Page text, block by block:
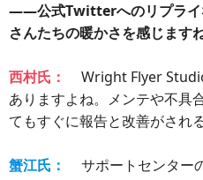
――公式Twitterへのリプライ
さんたちの暖かさを感じますね
西村氏：
Wright Flyer
ありますよね。メンテや不具
てもすぐに報告と改善がされる
蟹江氏： サポートセンター